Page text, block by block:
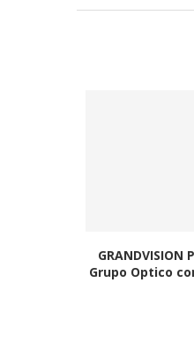
GRANDVISION
Grupo Optico